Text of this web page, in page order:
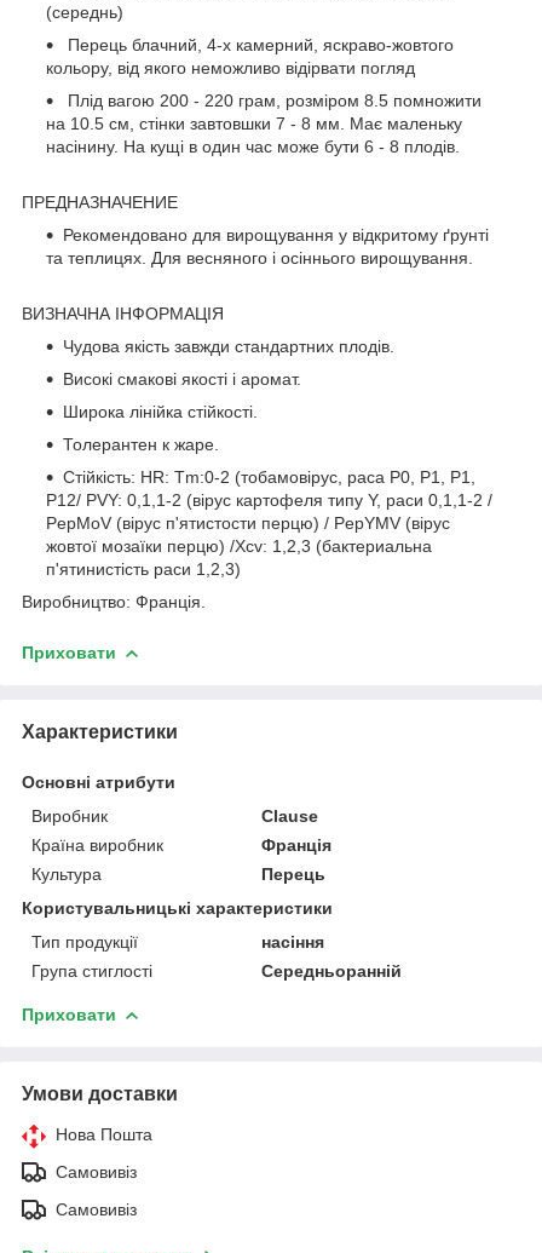
(середнь)
Перець блачний, 4-х камерний, яскраво-жовтого
кольору, від якого неможливо відірвати погляд
Плід вагою 200 - 220 грам, розміром 8.5 помножити
на 10.5 см, стінки завтовшки 7 - 8 мм. Має маленьку
насінину. На кущі в один час може бути 6 - 8 плодів.
ПРЕДНАЗНАЧЕНИЕ
Рекомендовано для вирощування у відкритому ґрунті
та теплицях. Для весняного і осіннього вирощування.
ВИЗНАЧНА ІНФОРМАЦІЯ
Чудова якість завжди стандартних плодів.
Високі смакові якості і аромат.
Широка лінійка стійкості.
Толерантен к жаре.
Стійкість: HR: Tm:0-2 (тобамовірус, раса Р0, Р1, Р1,
Р12/ PVY: 0,1,1-2 (вірус картофеля типу Y, раси 0,1,1-2 /
PepMoV (вірус п'ятистости перцю) / PepYMV (вірус
жовтої мозаїки перцю) /Xcv: 1,2,3 (бактериальна
п'ятинистість раси 1,2,3)
Виробництво: Франція.
Приховати
Характеристики
Основні атрибути
Виробник
Clause
Країна виробник
Франція
Культура
Перець
Користувальницькі характеристики
Тип продукції
насіння
Група стиглості
Середньоранній
Приховати
Умови доставки
Нова Пошта
Самовивіз
Самовивіз